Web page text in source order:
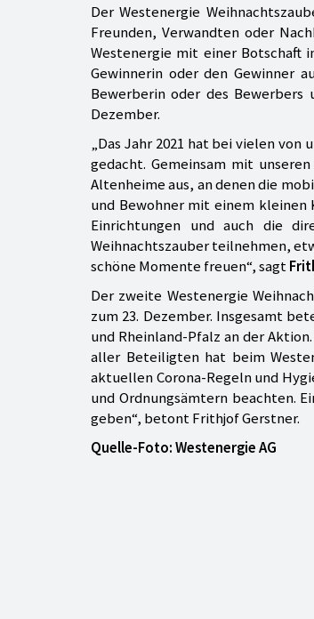
Der Westenergie
Freunden, Verwandten oder
Westenergie mit einer Botschaft
Gewinnerin oder den Gewinner
Bewerberin oder des Bewerbers
Dezember.
„Das Jahr 2021 hat bei vielen
gedacht. Gemeinsam mit
Altenheime aus, an denen die
und Bewohner mit einem kleinen
Einrichtungen und auch die
Weihnachtszauber teilnehmen,
schöne Momente freuen“, sagt
Der zweite Westenergie
zum 23. Dezember. Insgesamt
und Rheinland-Pfalz an der
aller Beteiligten hat beim
aktuellen Corona-Regeln und
und Ordnungsämtern beachten.
geben“, betont Frithjof Gerstner.
Quelle-Foto: Westenergie AG